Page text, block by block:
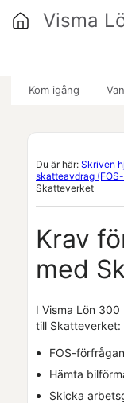
Kom igång
Visma
Du är här: Skriven
skatteavdrag
Skatteverket
Krav
med
I Visma Lön 300
till Skatteverket:
FOS-
Hämta
Skicka